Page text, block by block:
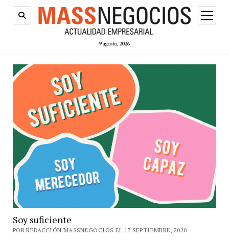
9 agosto, 2026
abrir
menú
Soy suficiente
POR REDACCIÓN MASSNEGOCIOS EL 17 SEPTIEMBRE, 2020